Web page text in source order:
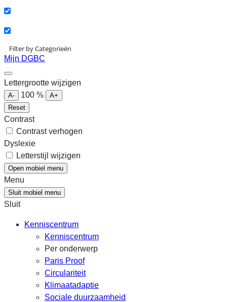
Filter by Categorieën
Mijn DGBC
Lettergrootte wijzigen
A- 100 %
A+
Reset
Contrast
Contrast verhogen
Dyslexie
Letterstijl wijzigen
Open mobiel menu
Menu
Sluit mobiel menu
Sluit
Kenniscentrum
Kenniscentrum
Per onderwerp
Paris Proof
Circulariteit
Klimaatadaptie
Sociale duurzaamheid